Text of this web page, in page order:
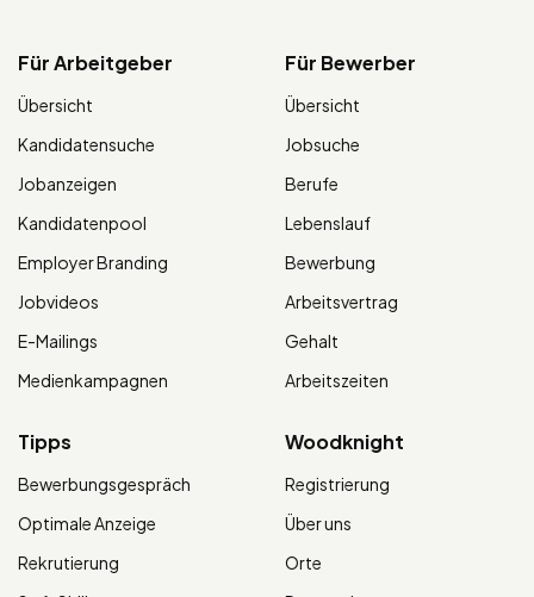
Für Arbeitgeber
Übersicht
Kandidatensuche
Jobanzeigen
Kandidatenpool
Employer Branding
Jobvideos
E-Mailings
Medienkampagnen
Für Bewerber
Übersicht
Jobsuche
Berufe
Lebenslauf
Bewerbung
Arbeitsvertrag
Gehalt
Arbeitszeiten
Tipps
Bewerbungsgespräch
Optimale Anzeige
Rekrutierung
Woodknight
Registrierung
Über uns
Orte